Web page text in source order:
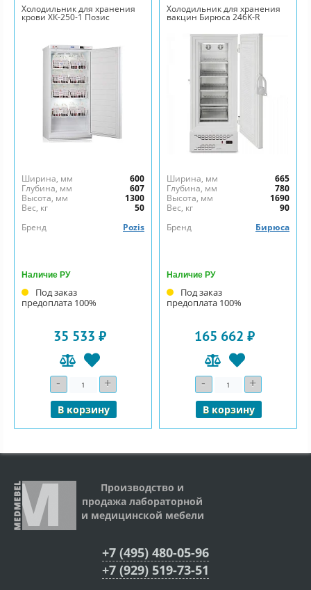
Холодильник для хранения
крови ХК-250-1 Позис
Ширина, мм
600
Глубина, мм
607
Высота, мм
1300
Вес, кг
50
Бренд
Pozis
Наличие РУ
Под заказ
предоплата 100%
35 533 ₽
- Количество+
В корзину
Холодильник для хранения
вакцин Бирюса 246K-R
Ширина, мм
665
Глубина, мм
780
Высота, мм
1690
Вес, кг
90
Бренд
Бирюса
Наличие РУ
Под заказ
предоплата 100%
165 662 ₽
- Количество+
В корзину
Производство и
продажа лабораторной
и медицинской мебели
+7 (495) 480-05-96
+7 (929) 519-73-51